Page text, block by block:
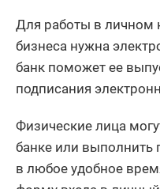
Для работы в личном
бизнеса нужна
банк поможет ее
подписания
Физические лица
банке или выполнить
в любое удобное